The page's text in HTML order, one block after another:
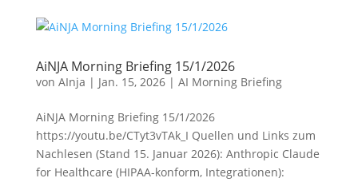
AiNJA Morning Briefing 15/1/2026
von AInja | Jan. 15, 2026| AI Morning Briefing
AiNJA Morning Briefing 15/1/2026
https://youtu.be/CTyt3vTAk_I Quellen und Links zum
Nachlesen (Stand 15. Januar 2026): Anthropic Claude
for Healthcare (HIPAA-konform, Integrationen):